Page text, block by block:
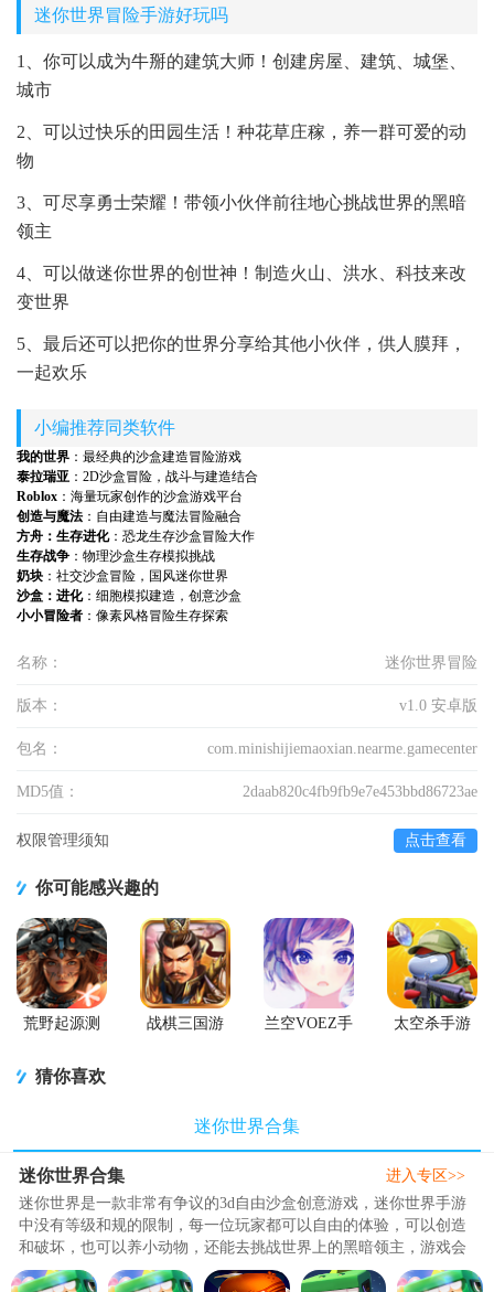
迷你世界冒险手游好玩吗
1、你可以成为牛掰的建筑大师！创建房屋、建筑、城堡、
城市
2、可以过快乐的田园生活！种花草庄稼，养一群可爱的动
物
3、可尽享勇士荣耀！带领小伙伴前往地心挑战世界的黑暗
领主
4、可以做迷你世界的创世神！制造火山、洪水、科技来改
变世界
5、最后还可以把你的世界分享给其他小伙伴，供人膜拜，
一起欢乐
小编推荐同类软件
我的世界 ：最经典的沙盒建造冒险游戏
泰拉瑞亚 ：2D沙盒冒险，战斗与建造结合
Roblox ：海量玩家创作的沙盒游戏平台
创造与魔法 ：自由建造与魔法冒险融合
方舟：生存进化：恐龙生存沙盒冒险大作
生存战争 ：物理沙盒生存模拟挑战
奶块 ：社交沙盒冒险，国风迷你世界
沙盒：进化：细胞模拟建造，创意沙盒
小小冒险者 ：像素风格冒险生存探索
名称： 迷你世界冒险
版本： v1.0 安卓版
包名： com.minishijiemaoxian.nearme.gamecenter
MD5值： 2daab820c4fb9fb9e7e453bbd86723ae
权限管理须知 点击查看
你可能感兴趣的
荒野起源测
战棋三国游
兰空VOEZ手
太空杀手游
猜你喜欢
迷你世界合集
迷你世界合集
迷你世界是一款非常有争议的3d自由沙盒创意游戏，迷你世界手游
中没有等级和规的限制，每一位玩家都可以自由的体验，可以创造
和破坏，也可以养小动物，还能去挑战世界上的黑暗领主，游戏会
定期上新新的功能和玩法，体..
进入专区>>